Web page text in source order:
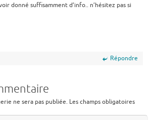
donné suffisamment d’info.. n’hésitez pas si
Répondre
ne sera pas publiée. Les champs obligatoires